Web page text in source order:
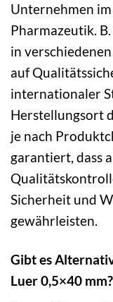
Unternehmen
Pharmazeutik.
in
auf
internationaler
Herstellungsort
je nach
garantiert, dass
Sicherheit und
gewährleisten.
Gibt es
Luer 0,5×40 mm?